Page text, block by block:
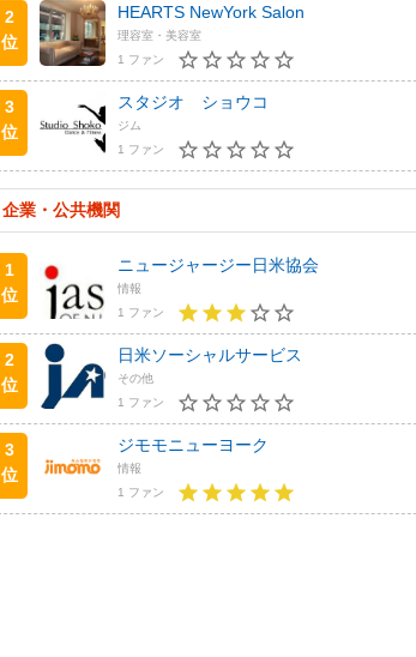
2
位
HEARTS NewYork Salon
理容室・美容室
1 ファン
3
位
スタジオ ショウコ
ジム
1 ファン
企業・公共機関
1
位
ニュージャージー日米協会
情報
1 ファン
2
位
日米ソーシャルサービス
その他
1 ファン
3
位
ジモモニューヨーク
情報
1 ファン